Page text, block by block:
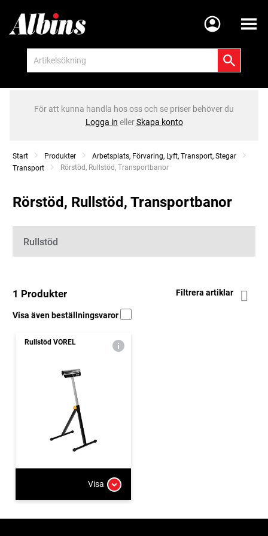
Meny
För att kunna handla hos oss och se priser behöver du
Logga in ellerSkapa konto
Start Produkter
Arbetsplats, Förvaring, Lyft, Transport, Stegar
Transport
Current:
Rörstöd, Rullstöd, Transportbanor
Rörstöd, Rullstöd, Transportbanor
Kategorier
Rullstöd
1 Produkter Filtrera artiklar
Visa även beställningsvaror
Rullstöd VOREL
Visa